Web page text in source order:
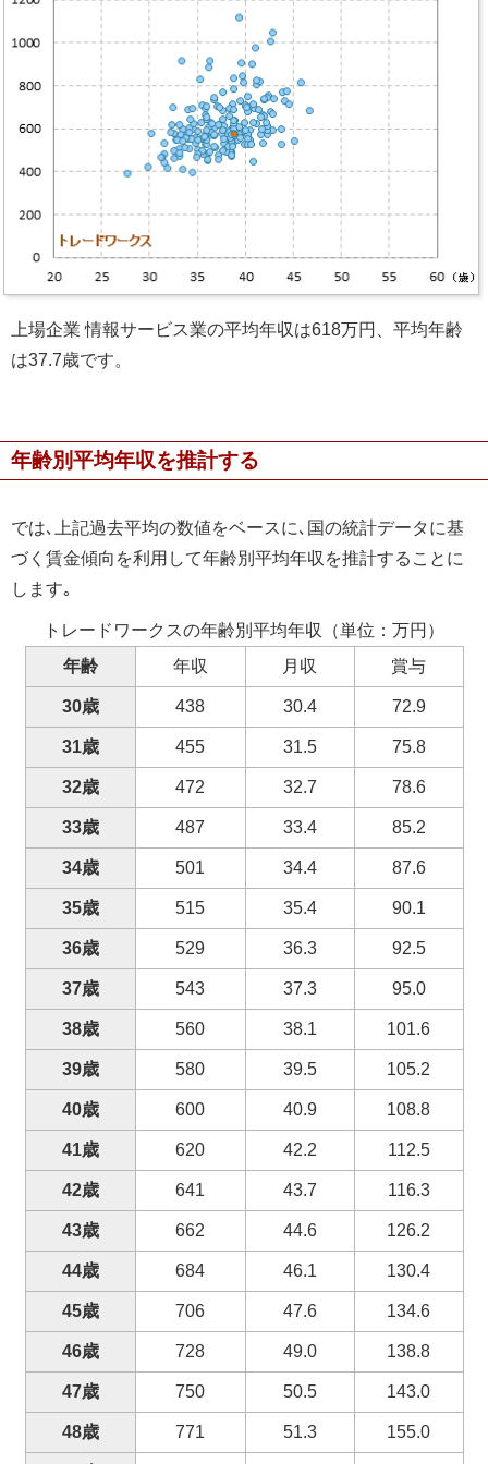
上場企業 情報サービス業の平均年収は618万円、平均年齢
は37.7歳です。
年齢別平均年収を推計する
では､上記過去平均の数値をベースに､国の統計データに基
づく賃金傾向を利用して年齢別平均年収を推計することに
します｡
トレードワークスの年齢別平均年収（単位：万円）
年齢
年収 月収 賞与
30歳 438 30.4 72.9
31歳 455 31.5 75.8
32歳 472 32.7 78.6
33歳 487 33.4 85.2
34歳 501 34.4 87.6
35歳 515 35.4 90.1
36歳 529 36.3 92.5
37歳 543 37.3 95.0
38歳 560 38.1 101.6
39歳 580 39.5 105.2
40歳 600 40.9 108.8
41歳 620 42.2 112.5
42歳 641 43.7 116.3
43歳 662 44.6 126.2
44歳 684 46.1 130.4
45歳 706 47.6 134.6
46歳 728 49.0 138.8
47歳 750 50.5 143.0
48歳 771 51.3 155.0